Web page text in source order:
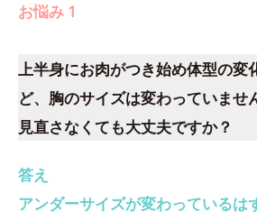
お悩み 1
上半身にお肉がつき始め体型の変
ど、胸のサイズは変わっていませ
見直さなくても大丈夫ですか？
答え
アンダーサイズが変わっているは